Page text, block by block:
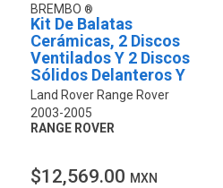
BREMBO
Kit De Balatas
Cerámicas, 2 Discos
Ventilados Y 2 Discos
Sólidos Delanteros Y
Traseros
Land Rover Range Rover
2003-2005
RANGE ROVER
$12,569.00 MXN